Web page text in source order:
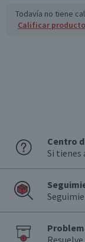
Todavía no tiene
Calificar producto
Centro
Si tienes